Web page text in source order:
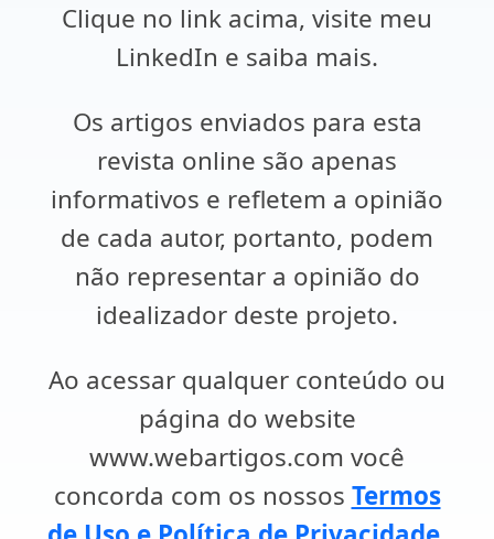
Clique no link acima, visite meu
LinkedIn e saiba mais.
Os artigos enviados para esta
revista online são apenas
informativos e refletem a opinião
de cada autor, portanto, podem
não representar a opinião do
idealizador deste projeto.
Ao acessar qualquer conteúdo ou
página do website
www.webartigos.com você
concorda com os nossos Termos